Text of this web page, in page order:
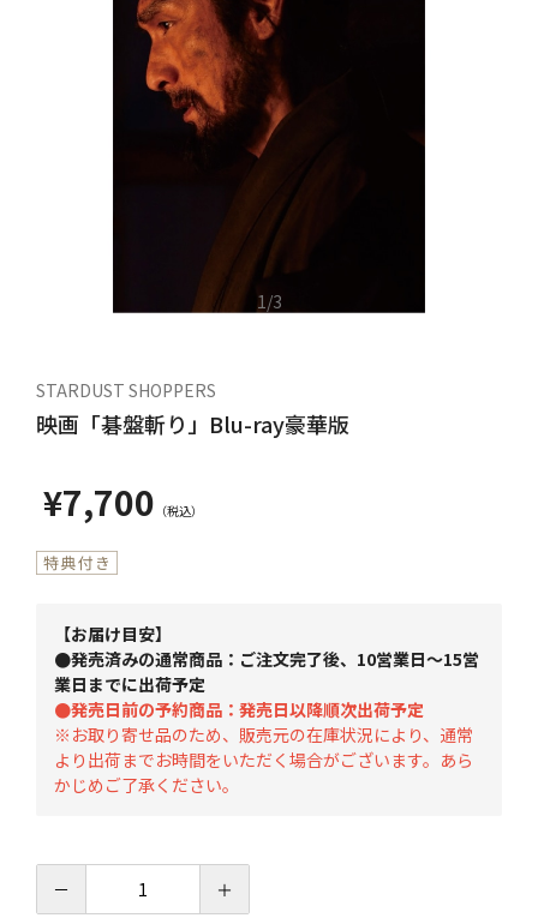
1/3
STARDUST SHOPPERS
映画「碁盤斬り」Blu-ray豪華版
¥7,700
【お届け目安】
●発売済みの通常商品：ご注文完了後、10営業日～15営
業日までに出荷予定
●発売日前の予約商品：発売日以降順次出荷予定
※お取り寄せ品のため、販売元の在庫状況により、通常
より出荷までお時間をいただく場合がございます。あら
かじめご了承ください。
－ ＋